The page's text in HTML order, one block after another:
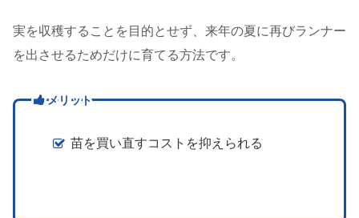
実を収穫することを目的とせず、来年の夏に再びランナー
を出させるためだけに育てる方法です。
メリット
苗を買い直すコストを抑えられる